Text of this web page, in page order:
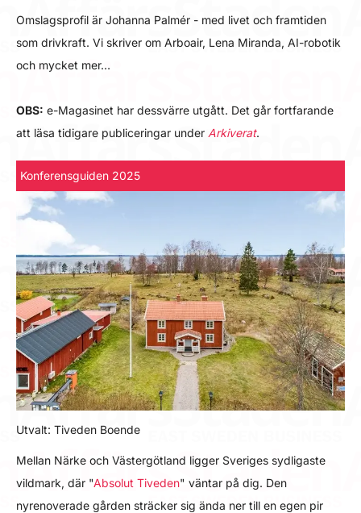
Omslagsprofil är Johanna Palmér - med livet och framtiden
som drivkraft. Vi skriver om Arboair, Lena Miranda, AI-robotik
och mycket mer…
OBS: e-Magasinet har dessvärre utgått. Det går fortfarande
att läsa tidigare publiceringar under Arkiverat.
Konferensguiden 2025
Utvalt: Tiveden Boende
Mellan Närke och Västergötland ligger Sveriges sydligaste
vildmark, där "Absolut Tiveden" väntar på dig. Den
nyrenoverade gården sträcker sig ända ner till en egen pir